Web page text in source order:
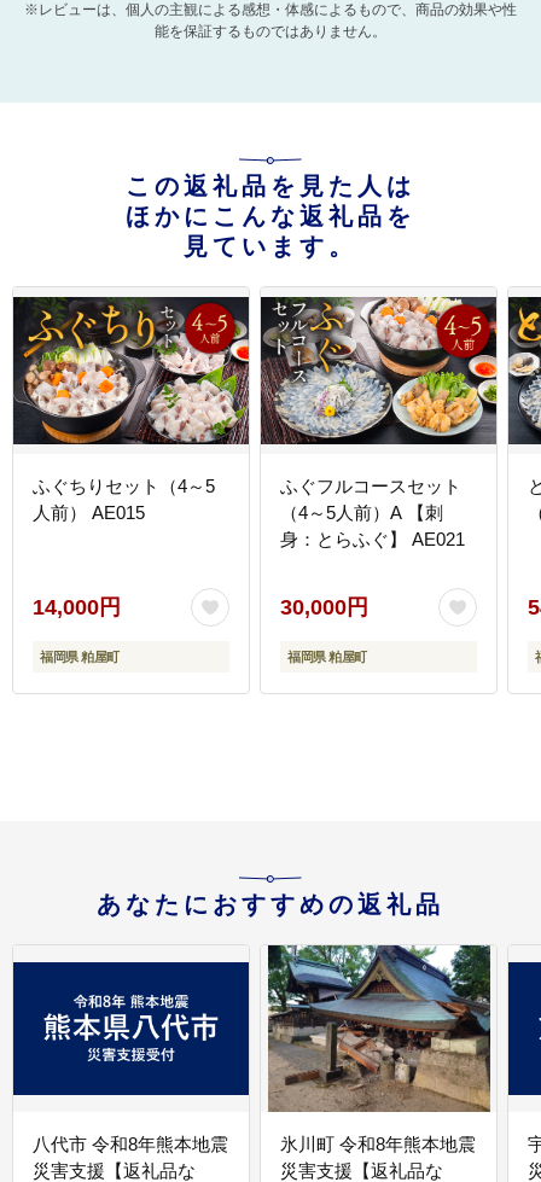
※レビューは、個人の主観による感想・体感によるもので、商品の効果や性
能を保証するものではありません。
この返礼品を見た人は
ほかにこんな返礼品を
見ています。
ふぐちりセット（4～5
人前） AE015
14,000円
福岡県 粕屋町
ふぐフルコースセット
（4～5人前）A 【刺
身：とらふぐ】 AE021
30,000円
福岡県 粕屋町
あなたにおすすめの返礼品
八代市 令和8年熊本地震
災害支援【返礼品な
氷川町 令和8年熊本地震
災害支援【返礼品な